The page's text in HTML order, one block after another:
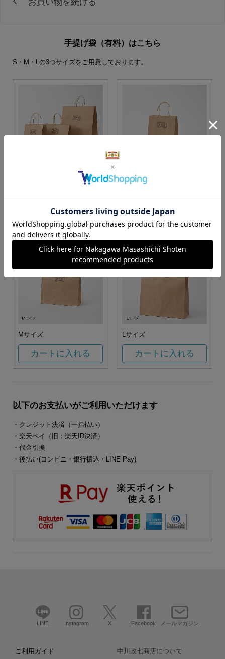
手提げ袋（有料）はこちら
S・M・Lの3つサイズをご用意しております。
S・M・Lサイズより当店に
カートに入れる
Sサイズ
カートに入れる
Mサイズ
カートに入れる
Lサイズ
カートに入れる
以下のお支払いがご利用いただけます
・クレジット決済（一括払い）
・楽天ペイ（旧：楽天ID決済）
・代金引換
・後払い(コンビニ・銀行振込・LINE Pay)
LINE Instagram X Facebook メールマガジン
ご利用ガイド 中川政七商店について